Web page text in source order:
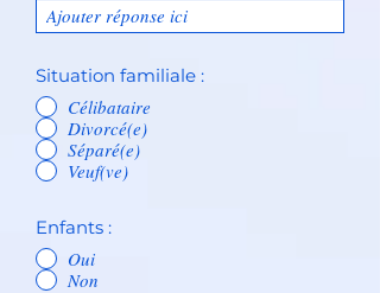
Situation familiale :
Célibataire
Divorcé(e)
Séparé(e)
Veuf(ve)
Enfants :
Oui
Non